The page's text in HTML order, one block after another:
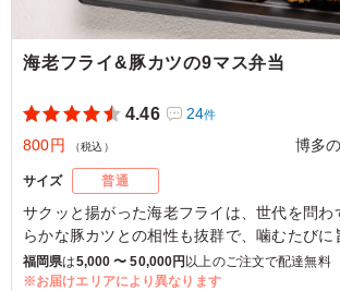
海老フライ&豚カツの9マス弁当
4.46 24件
800円 （税込） 博多
サイズ 普通
サクッと揚がった海老フライは、世代を問わ
らかな豚カツとの相性も抜群で、噛むたびに
す。日替わりのサラダや煮物、2種の副菜で
ており、ランチや特別な日のひとときにぴっ
福岡県は5,000 〜 50,000円以上のご注文で配達無料
※お届けエリアにより異なります